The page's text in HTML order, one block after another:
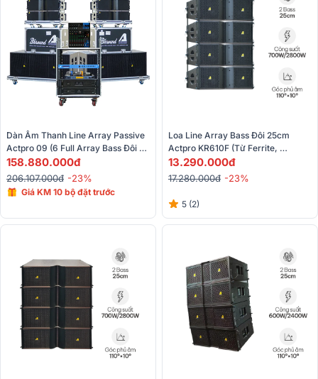
Dàn Âm Thanh Line Array Passive
Actpro 09 (6 Full Array Bass Đôi
20 KR608F + 2 Sub Hơi Bass Đôi
50 + 2 Đẩy + Cros +...)
158.880.000đ
206.107.000đ -23%
Giá KM 10 bộ đặt trước
Loa Line Array Bass Đôi 25cm
Actpro KR610F (Từ Ferrite,
700W/2800W)
13.290.000đ
17.280.000đ -23%
5 (2)